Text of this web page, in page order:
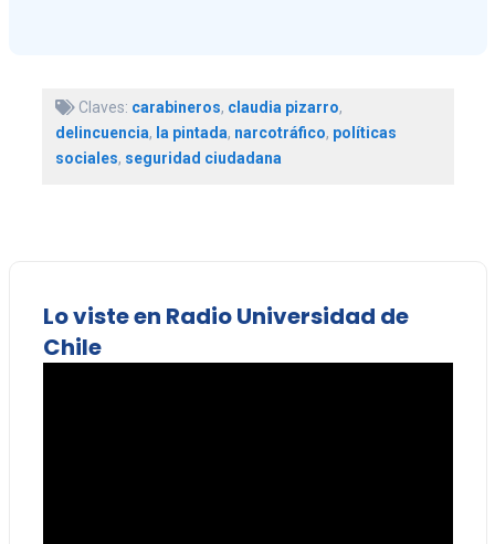
Claves: carabineros, claudia pizarro,
delincuencia, la pintada, narcotráfico, políticas
sociales, seguridad ciudadana
Lo viste en Radio Universidad de
Chile